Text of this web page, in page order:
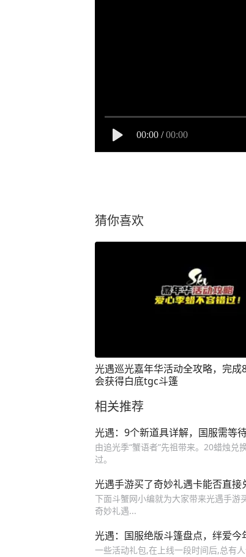
00:00 / 00:00
猜你喜欢
光遇巡光嘉年华活动全攻略，完成
会获得白底tgc斗篷
相关推荐
光遇：9个新道具详解，国服需等
由追光季“蟹语者”先祖带来。20蜡烛
过。
光遇手游买了奇妙礼遇卡能否直接
下面斗蟹网小编就为大家带来光遇手游
奇妙礼遇...
光遇：国服绝版斗篷盘点，绊爱今
一些活动礼包,在上线一段时间后,总有